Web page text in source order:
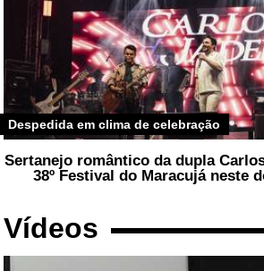
Despedida em clima de celebração
Sertanejo romântico da dupla
38º Festival do Maracujá neste
Vídeos